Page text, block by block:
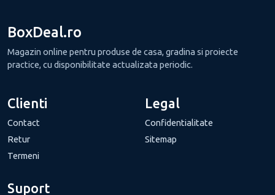
BoxDeal.ro
Magazin online pentru produse de casa, gradina si proiecte
practice, cu disponibilitate actualizata periodic.
Clienti
Contact
Retur
Termeni
Legal
Confidentialitate
Sitemap
Suport